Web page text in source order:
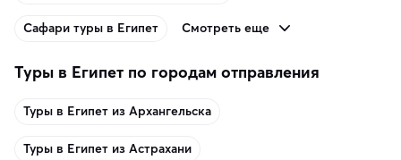
Сафари туры в Египет Смотреть еще
Туры в Египет по городам отправления
Туры в Египет из Архангельска
Туры в Египет из Астрахани